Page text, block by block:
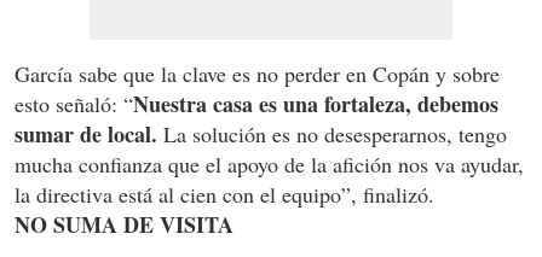
García sabe que la clave es no perder en Copán y sobre
esto señaló: “Nuestra casa es una fortaleza, debemos
sumar de local. La solución es no desesperarnos, tengo
mucha confianza que el apoyo de la afición nos va ayudar,
la directiva está al cien con el equipo”, finalizó.
NO SUMA DE VISITA